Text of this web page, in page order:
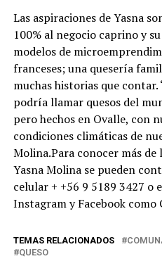
Las aspiraciones de Yasna
100% al negocio caprino y
modelos de
franceses; una quesería
muchas historias que
podría llamar quesos del
pero hechos en Ovalle, con
condiciones climáticas de
Molina.Para conocer más
Yasna Molina se pueden
celular + +56 9 5189 3427 o
Instagram y Facebook como
TEMAS RELACIONADOS
QUESO